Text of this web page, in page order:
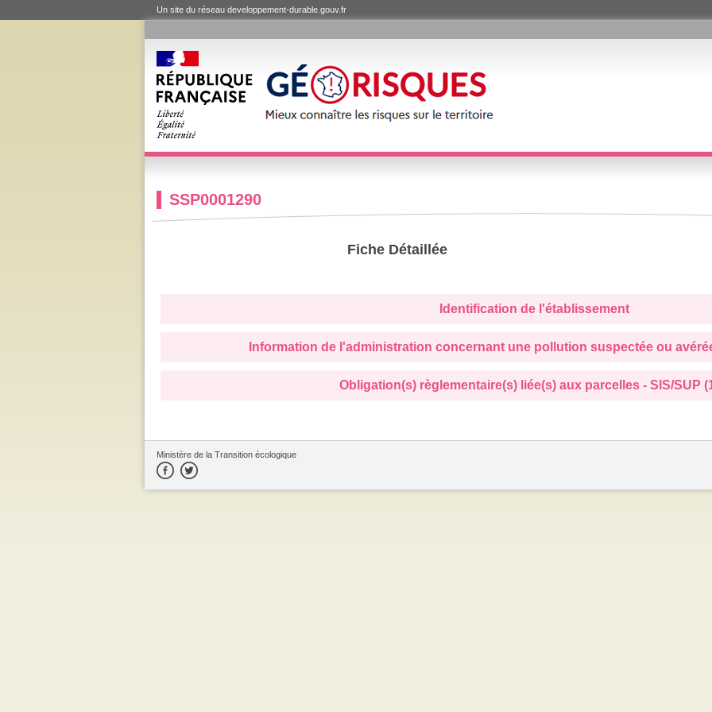
Un site du réseau developpement-durable.gouv.fr
SSP0001290
Fiche Détaillée
Identification de l'établissement
Information de l'administration concernant une pollution suspectée ou
Obligation(s) règlementaire(s) liée(s) aux parcelles - SIS/SUP
Ministère de la Transition écologique